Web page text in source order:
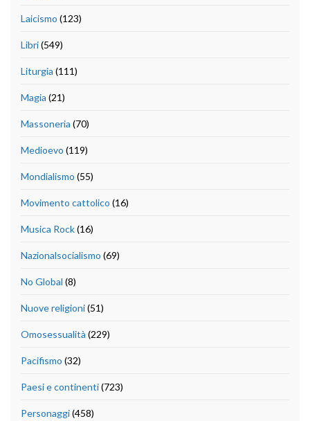
Laicismo (123)
Libri(549)
Liturgia (111)
Magia (21)
Massoneria (70)
Medioevo (119)
Mondialismo (55)
Movimento cattolico (16)
Musica Rock(16)
Nazionalsocialismo (69)
No Global (8)
Nuove religioni(51)
Omosessualità (229)
Pacifismo (32)
Paesi e continenti(723)
Personaggi(458)